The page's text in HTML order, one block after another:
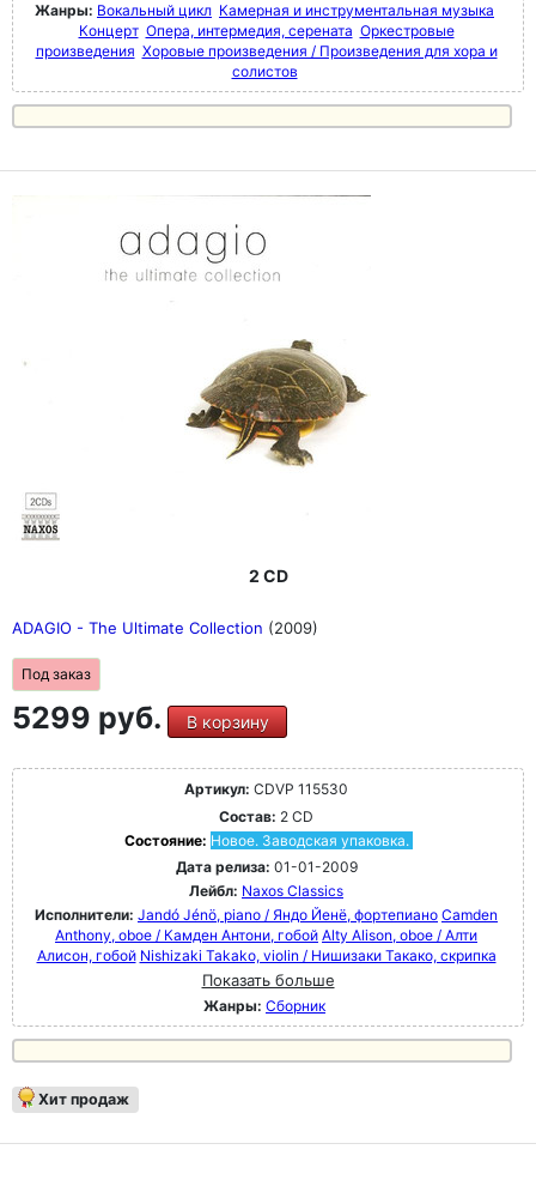
Жанры: Вокальный цикл Камерная и инструментальная музыка
Концерт Опера, интермедия, серената Оркестровые
произведения Хоровые произведения / Произведения для хора и
солистов
2 CD
ADAGIO - The Ultimate Collection (2009)
Под заказ
5299 руб. В корзину
Артикул: CDVP 115530
Состав: 2 CD
Состояние: Новое. Заводская упаковка.
Дата релиза: 01-01-2009
Лейбл: Naxos Classics
Исполнители: Jandó Jénö, piano / Яндо Йенё, фортепиано Camden
Anthony, oboe / Камден Антони, гобой Alty Alison, oboe / Алти
Алисон, гобой Nishizaki Takako, violin / Нишизаки Такако, скрипка
Показать больше
Жанры: Сборник
Хит продаж